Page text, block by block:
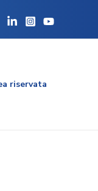
riservata